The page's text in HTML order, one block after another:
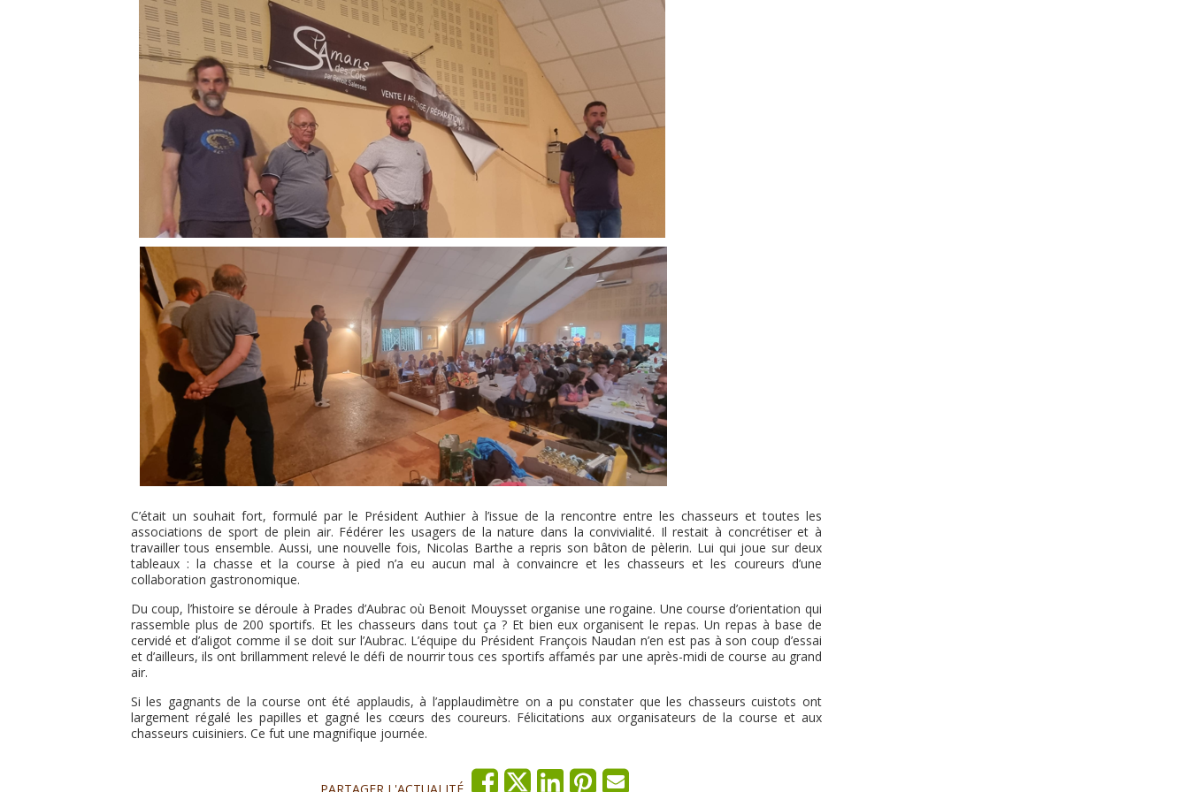
C’était un souhait fort, formulé par le Président Authier à l’issue de la rencontre entre les chasseurs et toutes les
associations de sport de plein air. Fédérer les usagers de la nature dans la convivialité. Il restait à concrétiser et à
travailler tous ensemble. Aussi, une nouvelle fois, Nicolas Barthe a repris son bâton de pèlerin. Lui qui joue sur deux
tableaux : la chasse et la course à pied n’a eu aucun mal à convaincre et les chasseurs et les coureurs d’une
collaboration gastronomique.
Du coup, l’histoire se déroule à Prades d’Aubrac où Benoit Mouysset organise une rogaine. Une course d’orientation qui
rassemble plus de 200 sportifs. Et les chasseurs dans tout ça ? Et bien eux organisent le repas. Un repas à base de
cervidé et d’aligot comme il se doit sur l’Aubrac. L’équipe du Président François Naudan n’en est pas à son coup d’essai
et d’ailleurs, ils ont brillamment relevé le défi de nourrir tous ces sportifs affamés par une après-midi de course au grand
air.
Si les gagnants de la course ont été applaudis, à l’applaudimètre on a pu constater que les chasseurs cuistots ont
largement régalé les papilles et gagné les cœurs des coureurs. Félicitations aux organisateurs de la course et aux
chasseurs cuisiniers. Ce fut une magnifique journée.